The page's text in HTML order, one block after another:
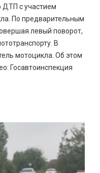
ДТП с участием
По предварительным
левый поворот,
В
мотоцикла. Об этом
Госавтоинспекция